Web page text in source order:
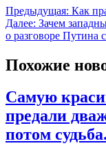
Предыдущая: Как
Далее: Зачем
о разговоре Путина
Похожие
Самую
предали
потом